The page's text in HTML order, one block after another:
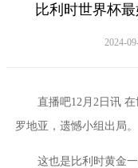
比利时世界杯
2024-
直播吧12月2日讯
罗地亚，遗憾小组出局。
这也是比利时黄金